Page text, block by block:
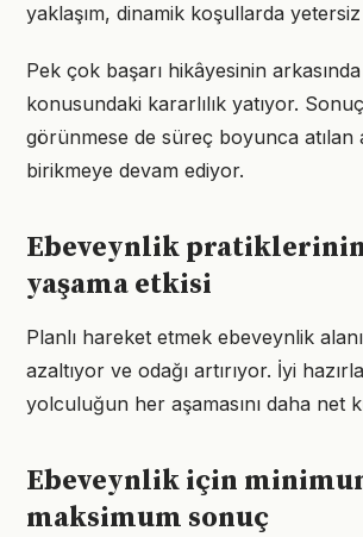
yaklaşım, dinamik koşullarda
Pek çok başarı hikâyesinin
konusundaki kararlılık yatıyor.
görünmese de süreç boyunca atılan
birikmeye devam ediyor.
Ebeveynlik
yaşama etkisi
Planlı hareket etmek ebeveynlik
azaltıyor ve odağı artırıyor. İyi
yolculuğun her aşamasını daha net
Ebeveynlik için
maksimum sonuç